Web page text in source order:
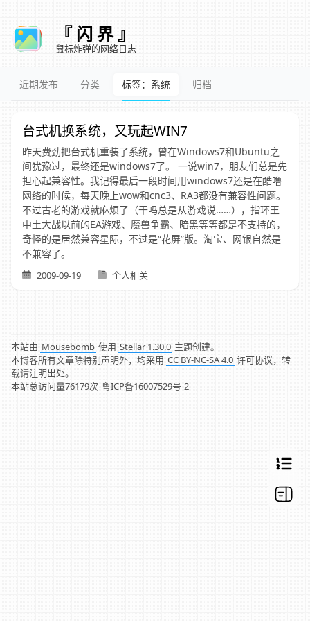
『 闪 界 』
鼠标炸弹的网络日志
近期发布 分类 标签：系统 归档
台式机换系统，又玩起WIN7
昨天费劲把台式机重装了系统，曾在Windows7和Ubuntu之
间犹豫过，最终还是windows7了。 一说win7，朋友们总是先
担心起兼容性。我记得最后一段时间用windows7还是在酷噜
网络的时候，每天晚上wow和cnc3、RA3都没有兼容性问题。
不过古老的游戏就麻烦了（干吗总是从游戏说……），指环王
中土大战以前的EA游戏、魔兽争霸、暗黑等等都是不支持的，
奇怪的是居然兼容星际，不过是“花屏”版。淘宝、网银自然是
不兼容了。
2009-09-19 个人相关
本站由 Mousebomb 使用 Stellar 1.30.0 主题创建。
本博客所有文章除特别声明外，均采用 CC BY-NC-SA 4.0 许可协议，转
载请注明出处。
本站总访问量76179次 粤ICP备16007529号-2